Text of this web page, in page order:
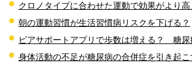
クロノタイプに合わせた運動で効果がより
朝の運動習慣が生活習慣病リスクを下げる？
ピアサポートアプリで歩数は増える？ 糖尿
身体活動の不足が糖尿病の合併症を引き起こ